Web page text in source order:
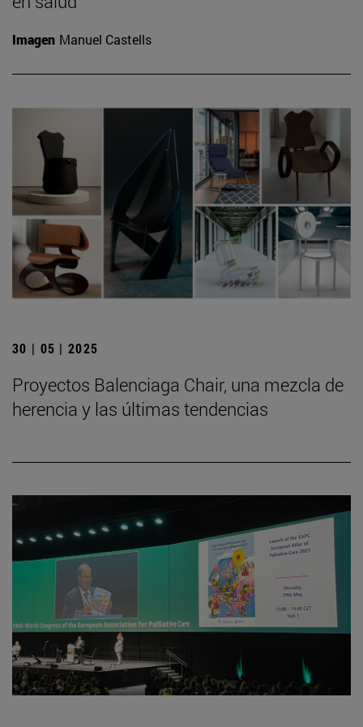
Imagen Manuel Castells
30 | 05 | 2025
Proyectos Balenciaga Chair, una mezcla de
herencia y las últimas tendencias